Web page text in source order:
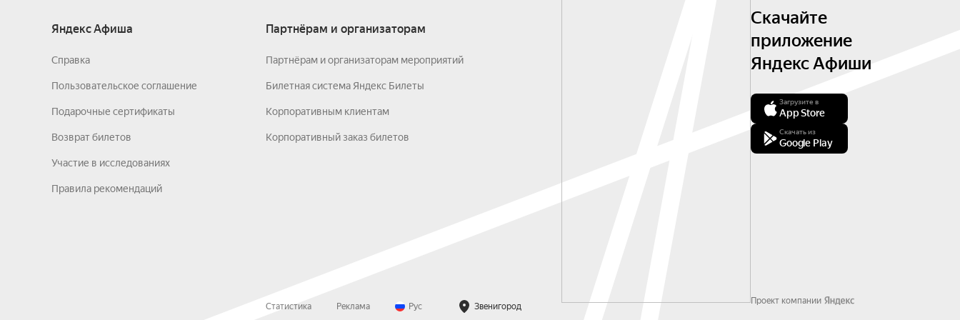
Яндекс Афиша
Справка
Пользовательское соглашение
Подарочные сертификаты
Возврат билетов
Участие в исследованиях
Правила рекомендаций
Партнёрам и организаторам
Партнёрам и организаторам мероприятий
Билетная система Яндекс Билеты
Корпоративным клиентам
Корпоративный заказ билетов
Статистика Реклама Рус Звенигород
Скачайте
приложение
Яндекс Афиши
Загрузите в
App Store
Скачать из
Google Play
Проект компании